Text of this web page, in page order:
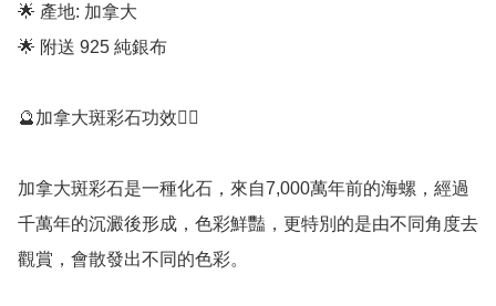
🌟 產地: 加拿大
🌟 附送 925 純銀布
🔮加拿大斑彩石功效💁‍♀️
加拿大斑彩石是一種化石，來自7,000萬年前的海螺，經過
千萬年的沉澱後形成，色彩鮮豔，更特別的是由不同角度去
觀賞，會散發出不同的色彩。